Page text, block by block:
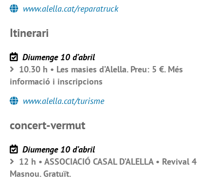
www.alella.cat/reparatruck
Itinerari
Diumenge 10 d’abril
10.30 h • Les masies d’Alella. Preu: 5 €. Més
informació i inscripcions
www.alella.cat/turisme
concert-vermut
Diumenge 10 d’abril
12 h • ASSOCIACIÓ CASAL D’ALELLA • Revival 4
Masnou. Gratuït.